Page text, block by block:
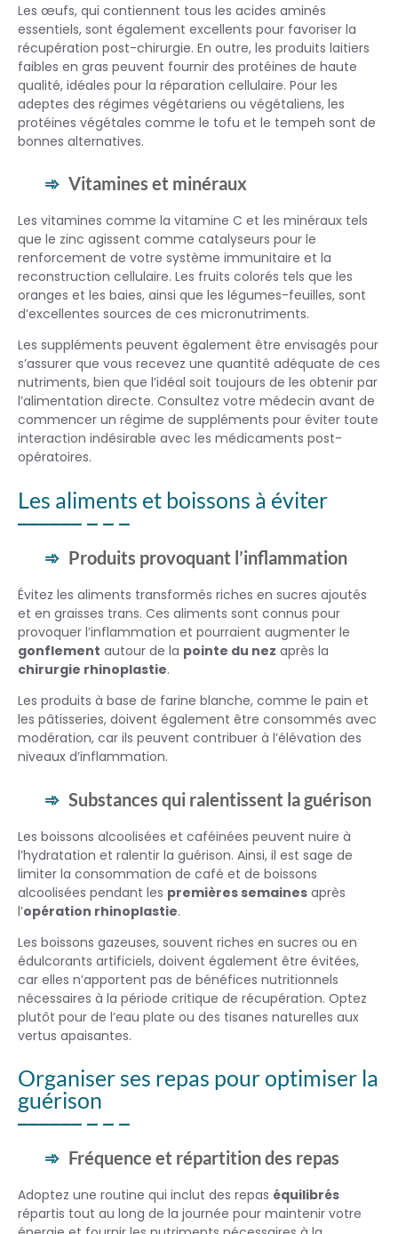
Les œufs, qui contiennent tous les acides aminés
essentiels, sont également excellents pour favoriser la
récupération post-chirurgie. En outre, les produits laitiers
faibles en gras peuvent fournir des protéines de haute
qualité, idéales pour la réparation cellulaire. Pour les
adeptes des régimes végétariens ou végétaliens, les
protéines végétales comme le tofu et le tempeh sont de
bonnes alternatives.
Vitamines et minéraux
Les vitamines comme la vitamine C et les minéraux tels
que le zinc agissent comme catalyseurs pour le
renforcement de votre système immunitaire et la
reconstruction cellulaire. Les fruits colorés tels que les
oranges et les baies, ainsi que les légumes-feuilles, sont
d’excellentes sources de ces micronutriments.
Les suppléments peuvent également être envisagés pour
s’assurer que vous recevez une quantité adéquate de ces
nutriments, bien que l’idéal soit toujours de les obtenir par
l’alimentation directe. Consultez votre médecin avant de
commencer un régime de suppléments pour éviter toute
interaction indésirable avec les médicaments post-
opératoires.
Les aliments et boissons à éviter
Produits provoquant l’inflammation
Évitez les aliments transformés riches en sucres ajoutés
et en graisses trans. Ces aliments sont connus pour
provoquer l’inflammation et pourraient augmenter le
gonflement autour de la pointe du nez après la
chirurgie rhinoplastie.
Les produits à base de farine blanche, comme le pain et
les pâtisseries, doivent également être consommés avec
modération, car ils peuvent contribuer à l’élévation des
niveaux d’inflammation.
Substances qui ralentissent la guérison
Les boissons alcoolisées et caféinées peuvent nuire à
l’hydratation et ralentir la guérison. Ainsi, il est sage de
limiter la consommation de café et de boissons
alcoolisées pendant les premières semaines après
l’opération rhinoplastie.
Les boissons gazeuses, souvent riches en sucres ou en
édulcorants artificiels, doivent également être évitées,
car elles n’apportent pas de bénéfices nutritionnels
nécessaires à la période critique de récupération. Optez
plutôt pour de l’eau plate ou des tisanes naturelles aux
vertus apaisantes.
Organiser ses repas pour optimiser la
guérison
Fréquence et répartition des repas
Adoptez une routine qui inclut des repas équilibrés
répartis tout au long de la journée pour maintenir votre